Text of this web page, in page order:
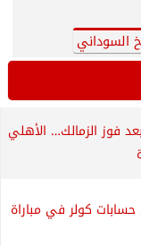
السوداني
فوز الزمالك… الأهلي
كولر في مباراة